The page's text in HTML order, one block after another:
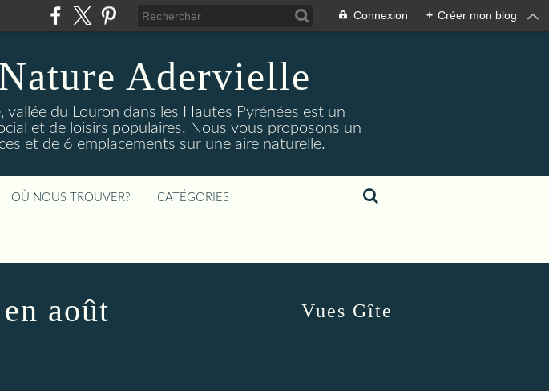
Connexion + Créer mon blog
Adervielle
vallée du Louron dans les Hautes Pyrénées est un
et de loisirs populaires. Nous vous proposons un
et de 6 emplacements sur une aire naturelle.
OÙ NOUS TROUVER? CATÉGORIES
août Vues Gîte